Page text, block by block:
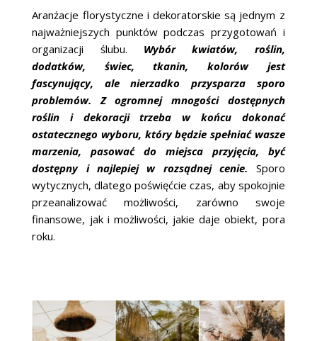
Aranżacje florystyczne i dekoratorskie są jednym z
najważniejszych punktów podczas przygotowań i
organizacji ślubu. Wybór kwiatów, roślin,
dodatków, świec, tkanin, kolorów jest
fascynujący, ale nierzadko przysparza sporo
problemów. Z ogromnej mnogości dostępnych
roślin i dekoracji trzeba w końcu dokonać
ostatecznego wyboru, który będzie spełniać wasze
marzenia, pasować do miejsca przyjęcia, być
dostępny i najlepiej w rozsądnej cenie.
Sporo
wytycznych, dlatego poświęćcie czas, aby spokojnie
przeanalizować możliwości, zarówno swoje
finansowe, jak i możliwości, jakie daje obiekt, pora
roku.